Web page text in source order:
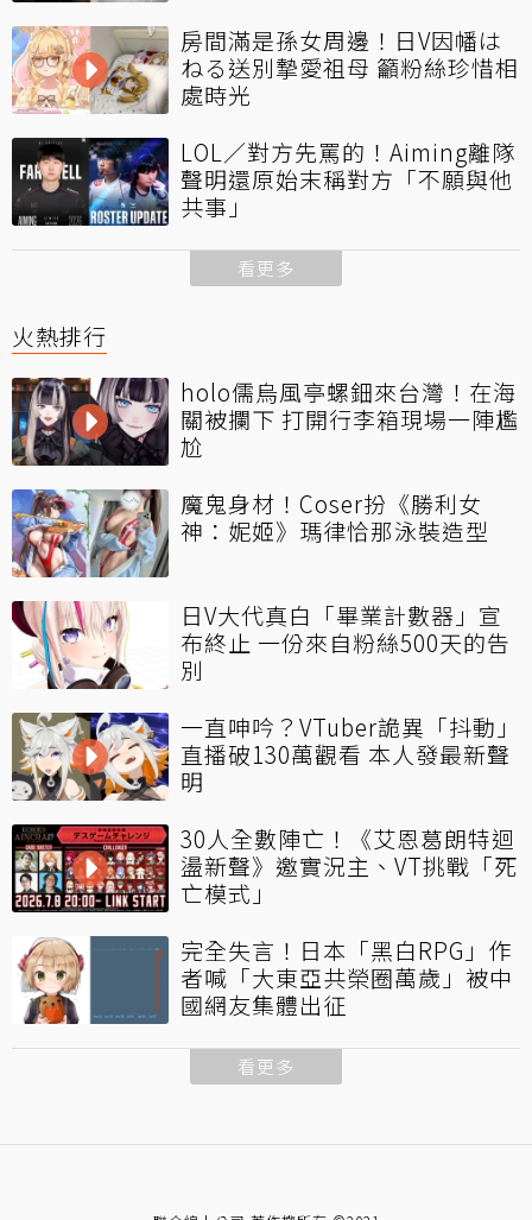
房間滿是孫女周邊！日V因幡は
ねる送別摯愛祖母 籲粉絲珍惜相
處時光
LOL／對方先罵的！Aiming離隊
聲明還原始末稱對方「不願與他
共事」
看更多
火熱排行
holo儒烏風亭螺鈿來台灣！在海
關被攔下 打開行李箱現場一陣尷
尬
魔鬼身材！Coser扮《勝利女
神：妮姬》瑪律恰那泳裝造型
日V大代真白「畢業計數器」宣
布終止 一份來自粉絲500天的告
別
一直呻吟？VTuber詭異「抖動」
直播破130萬觀看 本人發最新聲
明
30人全數陣亡！《艾恩葛朗特迴
盪新聲》邀實況主、VT挑戰「死
亡模式」
完全失言！日本「黑白RPG」作
者喊「大東亞共榮圈萬歲」被中
國網友集體出征
看更多